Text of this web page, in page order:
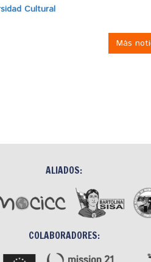
Cultural
Más
ALIADOS:
COLABORADORES: